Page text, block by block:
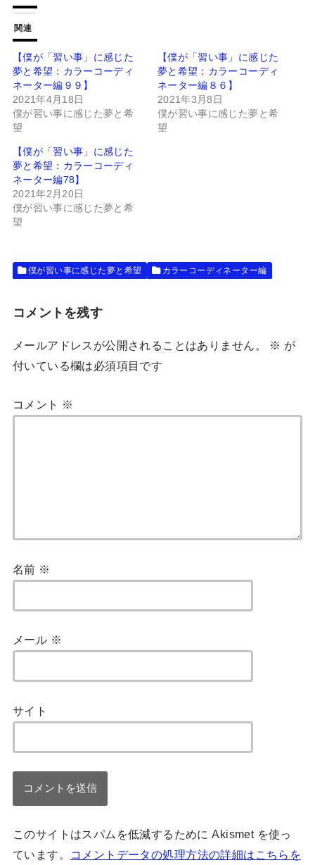
て
T
w
i
t
t
e
r
共
有
(
新
ウ
ィ
ン
ド
ウ
で
開
き
有
す
る
に
は
ク
リ
ッ
て
く
だ
さ
い
(
新
し
ウ
で
開
す
関連
【僕が「習い事」に感じた
夢と希望：カラーコーディ
ネーター編９９】
2021年4月18日
僕が習い事に感じた夢と希
望
【僕が「習い事」に感じた
夢と希望：カラーコーディ
ネーター編８６】
2021年3月8日
僕が習い事に感じた夢と希
望
【僕が「習い事」に感じた
夢と希望：カラーコーディ
ネーター編78】
2021年2月20日
僕が習い事に感じた夢と希
望
僕が習い事に感じた夢と希望 カラーコーディネーター編
コメントを残す
メールアドレスが公開されることはありません。 ※ が
付いている欄は必須項目です
コメント ※
名前 ※
メール ※
サイト
このサイトはスパムを低減するために Akismet を使っ
ています。
コメントデータの処理方法の詳細はこちらを